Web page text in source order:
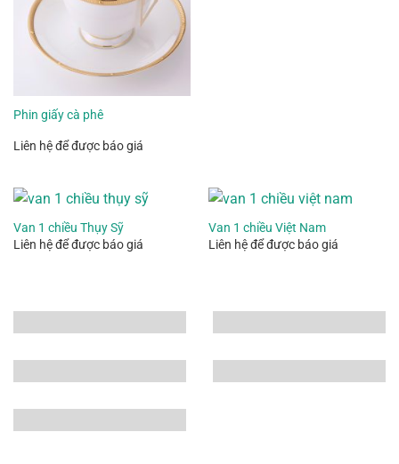
Phin giấy cà phê
Liên hệ để được báo giá
Van 1 chiều Thụy Sỹ
Liên hệ để được báo giá
Van 1 chiều Việt Nam
Liên hệ để được báo giá